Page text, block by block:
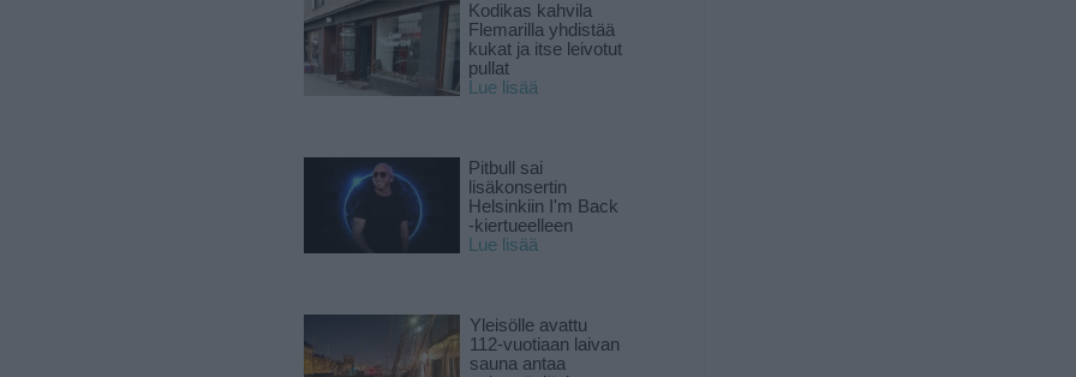
Kodikas kahvila
Flemarilla yhdistää
kukat ja itse leivotut
pullat
Lue lisää
Pitbull sai
lisäkonsertin
Helsinkiin I'm Back
-kiertueelleen
Lue lisää
Yleisölle avattu
112-vuotiaan laivan
sauna antaa